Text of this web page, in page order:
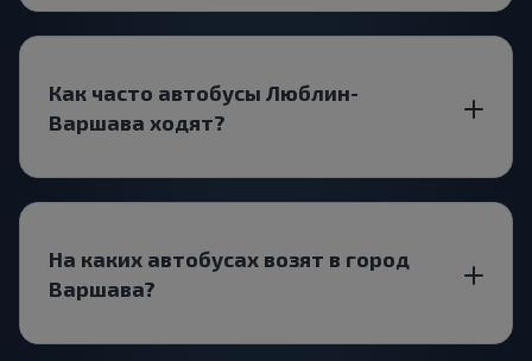
Как часто автобусы Люблин-
Варшава ходят?
На каких автобусах возят в город
Варшава?